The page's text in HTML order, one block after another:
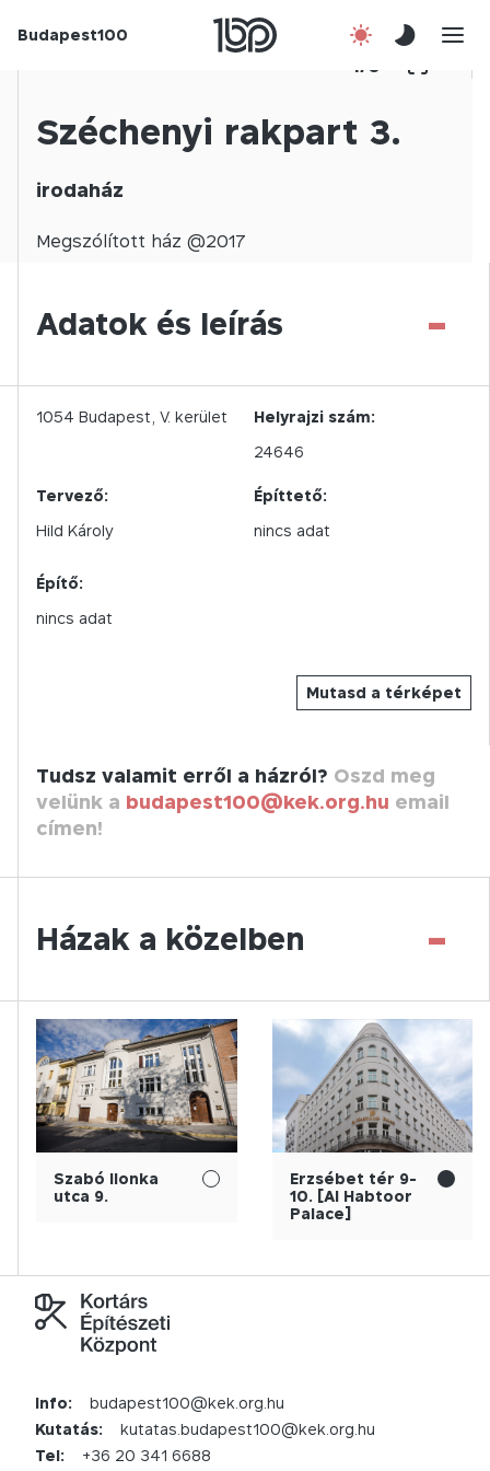
Budapest100
Csatlakozz!
1/ 0
Széchenyi rakpart 3.
irodaház
Megszólított ház @2017
Adatok és leírás -
Mutasd a térképet
1054 Budapest, V. kerület
Helyrajzi szám:
24646
Tervező:
Hild Károly
Építtető:
nincs adat
Építő:
nincs adat
Tudsz valamit erről a házról? Oszd meg
velünk a budapest100@kek.org.hu email
címen!
Házak a közelben -
Szabó Ilonka
utca 9.
Erzsébet tér 9-
10. [Al Habtoor
Palace]
Info:
budapest100@kek.org.hu
Kutatás:
kutatas.budapest100@kek.org.hu
Tel:
+36 20 341 6688